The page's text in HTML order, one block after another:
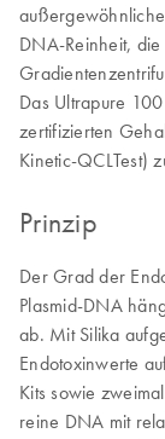
DNA-Reinheit,
Das Ultrapure
zertifizierten
Kinetic-QCLTest)
Prinzip
Der Grad der
Plasmid-DNA
ab. Mit Silika
Endotoxinwerte
Kits sowie
reine DNA mit